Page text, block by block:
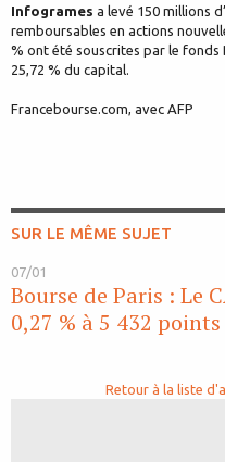
Infogrames a levé 150 millions
remboursables en actions
% ont été souscrites par le fonds
25,72 % du capital.
Francebourse.com, avec AFP
SUR LE MÊME SUJET
07/01
Bourse de Paris : Le
0,27 % à 5 432 points
Retour à la liste